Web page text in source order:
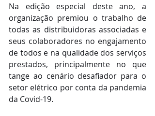
Na edição especial deste ano, a
organização premiou o trabalho de
todas as distribuidoras associadas e
seus colaboradores no engajamento
de todos e na qualidade dos serviços
prestados, principalmente no que
tange ao cenário desafiador para o
setor elétrico por conta da pandemia
da Covid-19.